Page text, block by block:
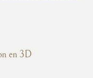
en 3D